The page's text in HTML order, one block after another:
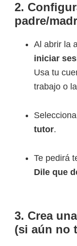
2.
padre/
Al abrir la
iniciar
Usa tu
trabajo o
tutor.
Te pedirá
Dile que
3. Crea
(si aún no